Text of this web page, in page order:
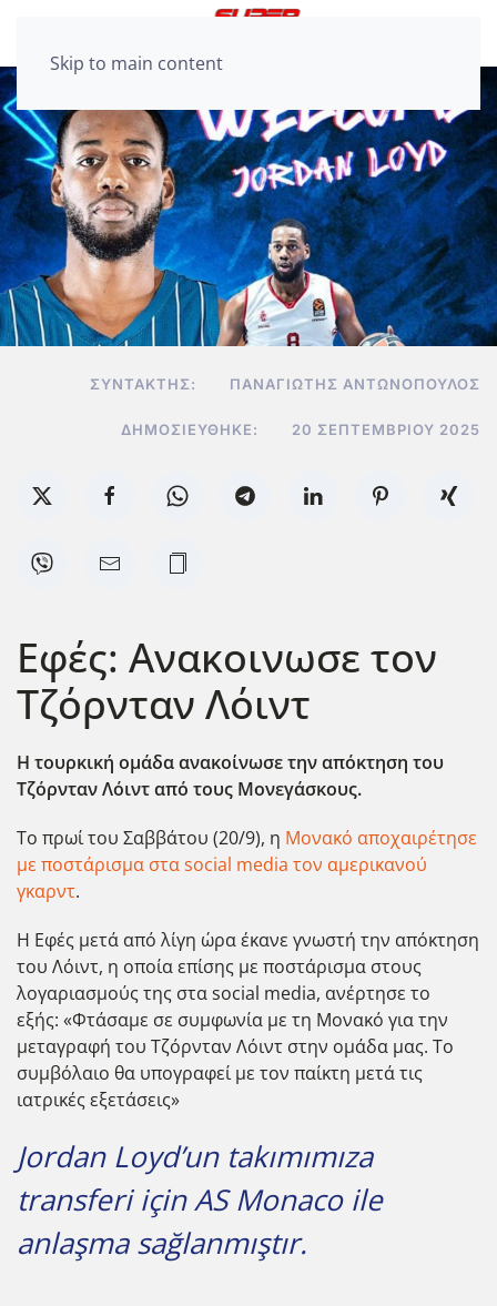
Skip to main content
ΣΥΝΤΆΚΤΗΣ: ΠΑΝΑΓΙΏΤΗΣ ΑΝΤΩΝΌΠΟΥΛΟΣ
ΔΗΜΟΣΙΕΎΘΗΚΕ: 20 ΣΕΠΤΕΜΒΡΊΟΥ 2025
Εφές: Aνακοινωσε τον
Τζόρνταν Λόιντ
Η τουρκική ομάδα ανακοίνωσε την απόκτηση του
Τζόρνταν Λόιντ από τους Μονεγάσκους.
Το πρωί του Σαββάτου (20/9), η Μονακό αποχαιρέτησε
με ποστάρισμα στα social media τον αμερικανού
γκαρντ.
Η Εφές μετά από λίγη ώρα έκανε γνωστή την απόκτηση
του Λόιντ, η οποία επίσης με ποστάρισμα στους
λογαριασμούς της στα social media, ανέρτησε το
εξής: «Φτάσαμε σε συμφωνία με τη Μονακό για την
μεταγραφή του Τζόρνταν Λόιντ στην ομάδα μας. Το
συμβόλαιο θα υπογραφεί με τον παίκτη μετά τις
ιατρικές εξετάσεις»
Jordan Loyd’un takımımıza
transferi için AS Monaco ile
anlaşma sağlanmıştır.